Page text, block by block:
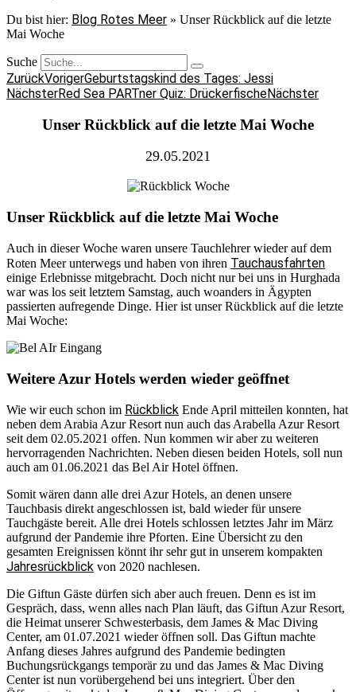
Du bist hier: Blog Rotes Meer » Unser Rückblick auf die letzte
Mai Woche
Suche
ZurückVorigerGeburtstagskind des Tages: Jessi
NächsterRed Sea PARTner Quiz: DrückerfischeNächster
Unser Rückblick auf die letzte Mai Woche
29.05.2021
Unser Rückblick auf die letzte Mai Woche
Auch in dieser Woche waren unsere Tauchlehrer wieder auf dem
Roten Meer unterwegs und haben von ihren Tauchausfahrten
einige Erlebnisse mitgebracht. Doch nicht nur bei uns in Hurghada
war was los seit letztem Samstag, auch woanders in Ägypten
passierten aufregende Dinge. Hier ist unser Rückblick auf die letzte
Mai Woche:
Weitere Azur Hotels werden wieder geöffnet
Wie wir euch schon im Rückblick Ende April mitteilen konnten, hat
neben dem Arabia Azur Resort nun auch das Arabella Azur Resort
seit dem 02.05.2021 offen. Nun kommen wir aber zu weiteren
hervorragenden Nachrichten. Neben diesen beiden Hotels, soll nun
auch am 01.06.2021 das Bel Air Hotel öffnen.
Somit wären dann alle drei Azur Hotels, an denen unsere
Tauchbasis direkt angeschlossen ist, bald wieder für unsere
Tauchgäste bereit. Alle drei Hotels schlossen letztes Jahr im März
aufgrund der Pandemie ihre Pforten. Eine Übersicht zu den
gesamten Ereignissen könnt ihr sehr gut in unserem kompakten
Jahresrückblick von 2020 nachlesen.
Die Giftun Gäste dürfen sich aber auch freuen. Denn es ist im
Gespräch, dass, wenn alles nach Plan läuft, das Giftun Azur Resort,
die Heimat unserer Schwesterbasis, dem James & Mac Diving
Center, am 01.07.2021 wieder öffnen soll. Das Giftun machte
Anfang dieses Jahres aufgrund des Pandemie bedingten
Buchungsrückgangs temporär zu und das James & Mac Diving
Center ist nun vorübergehend bei uns integriert. Über den